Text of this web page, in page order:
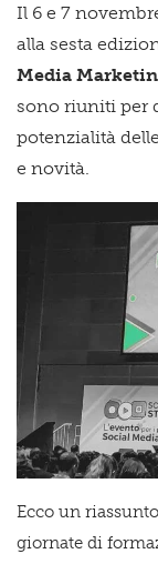
Il 6 e 7
alla sesta
Media
sono riuniti per
potenzialità
e novità.
Ecco un
giornate di